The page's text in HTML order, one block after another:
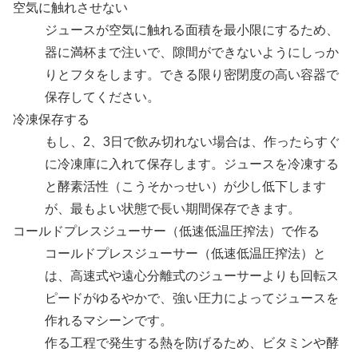
空気に触れさせない
ジュースが空気に触れる面積を最小限にするため、
器に満杯まで注いで、隙間ができないようにしっか
りとフタをします。できる限り密閉度の高い容器で
保存してください。
冷凍保存する
もし、2、3日で飲み切れない場合は、作ったらすぐ
に冷凍庫に入れて保存します。ジュースを冷凍する
と酵素活性（こうそかっせい）が少し低下します
が、最もよい状態で長い期間保存できます。
コールドプレスジューサー（低速低温圧搾法）で作る
コールドプレスジューサー（低速低温圧搾法）と
は、高速式や遠心分離式のジューサーよりも回転ス
ピードがゆるやかで、強い圧力によってジュースを
作れるマシーンです。
作る工程で発生する熱を防げるため、ビタミンや酵